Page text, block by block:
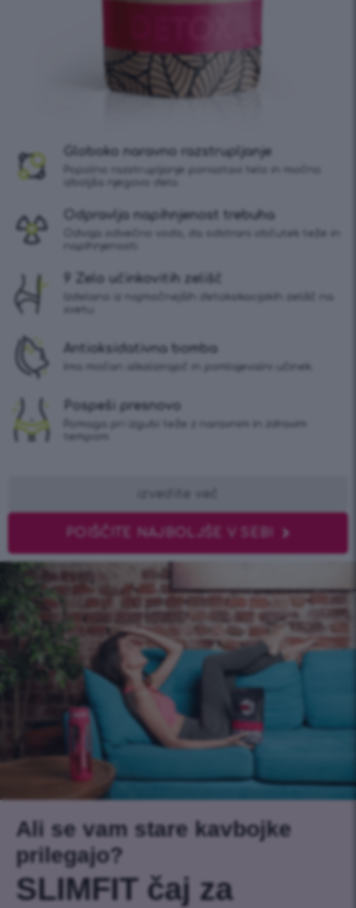
Globoko naravno razstrupljanje
Popolno razstrupljanje ponastavi telo in močno
izboljša njegovo delo.
Odpravlja napihnjenost trebuha
Odvaja odvečno vodo, da odstrani občutek teže in
napihnjenosti.
9 Zelo učinkovitih zelišč
Izdelano iz najmočnejših detoksikacijskih zelišč na
svetu.
Antioksidativna bomba
Ima močan alkalizirajoč in pomlajevalni učinek.
Pospeši presnovo
Pomaga pri izgubi teže z naravnim in zdravim
tempom.
POIŠČITE NAJBOLJŠE V SEBI
SLIMFIT čaj za
Ali se vam stare kavbojke
prilegajo?